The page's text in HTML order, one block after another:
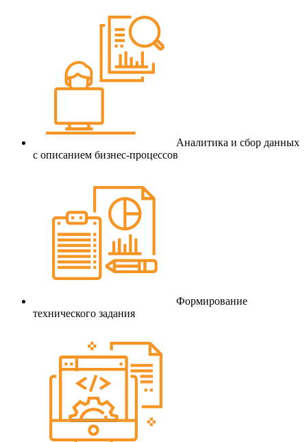
Аналитика и сбор данных
с описанием бизнес-процессов
Формирование
технического задания